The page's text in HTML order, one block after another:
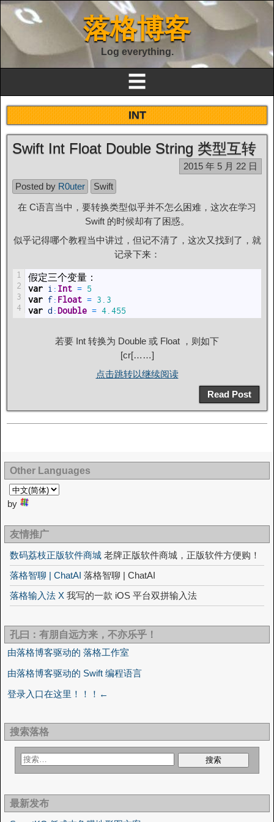
落格博客
Log everything.
☰
INT
Swift Int Float Double String 类型互转
2015 年 5 月 22 日
Posted by R0uter
Swift
在 C语言当中，要转换类型似乎并不怎么困难，这次在学习
Swift 的时候却有了困惑。
似乎记得哪个教程当中讲过，但记不清了，这次又找到了，就
记录下来：
1
2
3
4
假定三个变量：
var i : Int = 5
var f: Float = 3.3
var d : Double = 4.455
若要 Int 转换为 Double 或 Float ，则如下
[cr[……]
点击跳转以继续阅读
Read Post
Other Languages
by
友情推广
数码荔枝正版软件商城 老牌正版软件商城，正版软件方便购！
落格智聊 | ChatAI 落格智聊 | ChatAI
落格输入法 X 我写的一款 iOS 平台双拼输入法
孔曰：有朋自远方来，不亦乐乎！
由落格博客驱动的 落格工作室
由落格博客驱动的 Swift 编程语言
登录入口在这里！！！←
搜索落格
最新发布